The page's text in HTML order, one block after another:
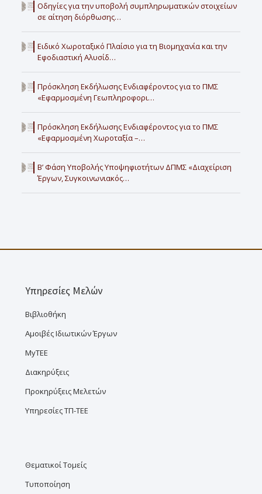
Οδηγίες για την υποβολή συμπληρωματικών στοιχείων
σε αίτηση διόρθωσης…
Ειδικό Χωροταξικό Πλαίσιο για τη Βιομηχανία και την
Εφοδιαστική Αλυσίδ…
Πρόσκληση Εκδήλωσης Ενδιαφέροντος για το ΠΜΣ
«Εφαρμοσμένη Γεωπληροφορι…
Πρόσκληση Εκδήλωσης Ενδιαφέροντος για το ΠΜΣ
«Εφαρμοσμένη Χωροταξία –…
Β’ Φάση Υποβολής Υποψηφιοτήτων ΔΠΜΣ «Διαχείριση
Έργων, Συγκοινωνιακός…
Υπηρεσίες Μελών
Βιβλιοθήκη
Αμοιβές Ιδιωτικών Έργων
MyTEE
Διακηρύξεις
Προκηρύξεις Μελετών
Υπηρεσίες ΤΠ-ΤΕΕ
Θεματικοί Τομείς
Τυποποίηση